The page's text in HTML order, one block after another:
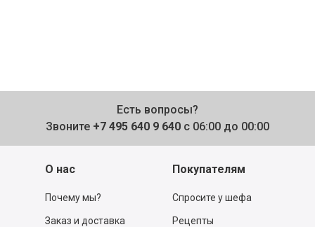
Есть вопросы?
Звоните +7 495 640 9 640 с 06:00 до 00:00
О нас
Почему мы?
Заказ и доставка
Покупателям
Спросите у шефа
Рецепты